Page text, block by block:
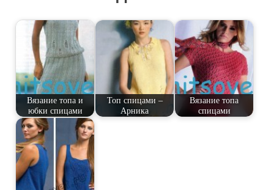
Вязание топа и
юбки спицами
Топ спицами –
Арника
Вязание топа
спицами